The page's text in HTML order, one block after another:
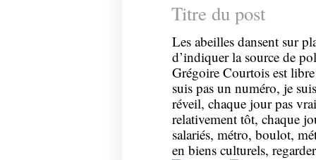
Titre du post
Les abeilles dansent sur
d’indiquer la source de
Grégoire Courtois est
suis pas un numéro, je
réveil, chaque jour pas
relativement tôt, chaque
salariés, métro, boulot,
en biens culturels,